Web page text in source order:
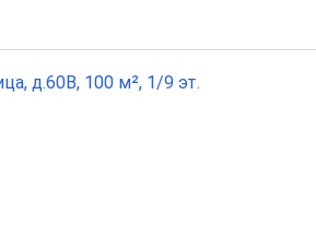
д.60В, 100 м², 1/9 эт.